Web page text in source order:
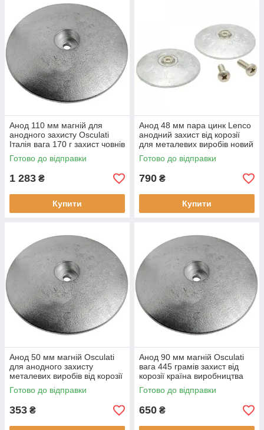
Анод 110 мм магній для
анодного захисту Osculati
Італія вага 170 г захист човнів
новий
Готово до відправки
1 283 ₴
Купити
Анод 48 мм пара цинк Lenco
анодний захист від корозії
для металевих виробів новий
захист човни захист транцем
Готово до відправки
790 ₴
Купити
Анод 50 мм магній Osculati
для анодного захисту
металевих виробів від корозії
Італія діаметр 50 мм вага 100
гГотово до відправки
353 ₴
Анод 90 мм магній Osculati
вага 445 грамів захист від
корозії країна виробництва
Італія
Готово до відправки
650 ₴